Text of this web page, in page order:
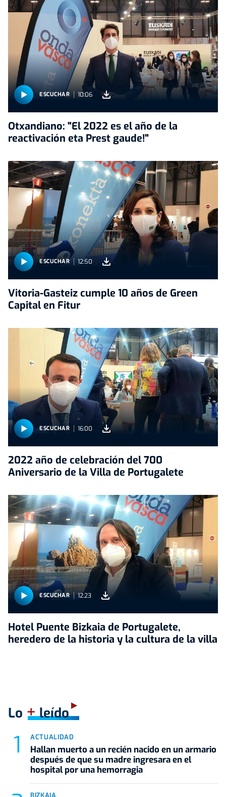
ESCUCHAR 10:06
Otxandiano: "El 2022 es el año de la
reactivación eta Prest gaude!"
ESCUCHAR 12:50
Vitoria-Gasteiz cumple 10 años de Green
Capital en Fitur
ESCUCHAR 16:00
2022 año de celebración del 700
Aniversario de la Villa de Portugalete
ESCUCHAR 12:23
Hotel Puente Bizkaia de Portugalete,
heredero de la historia y la cultura de la villa
Lo +leído
ACTUALIDAD
Hallan muerto a un recién nacido en un armario
después de que su madre ingresara en el
hospital por una hemorragia
BIZKAIA